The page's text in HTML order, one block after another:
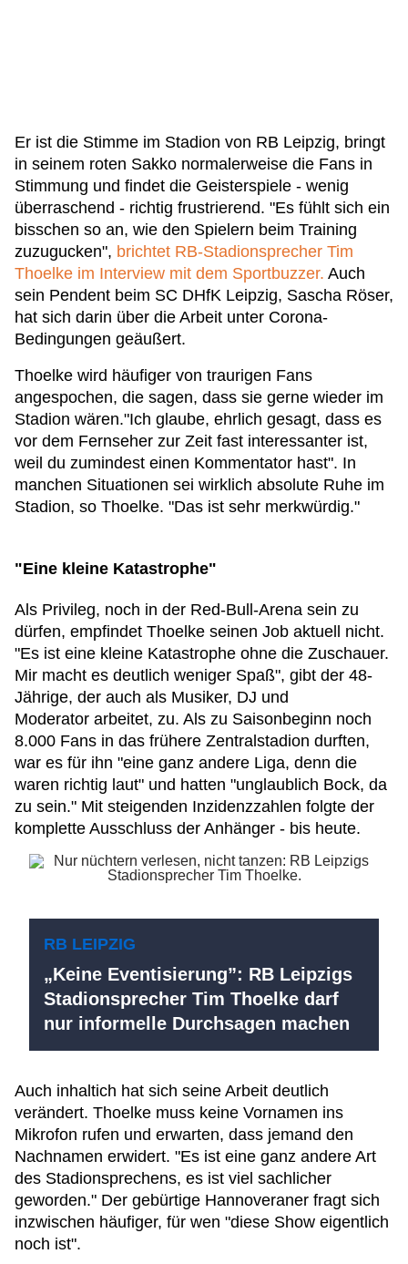
Er ist die Stimme im Stadion von RB Leipzig, bringt
in seinem roten Sakko normalerweise die Fans in
Stimmung und findet die Geisterspiele - wenig
überraschend - richtig frustrierend. "Es fühlt sich ein
bisschen so an, wie den Spielern beim Training
zuzugucken", brichtet RB-Stadionsprecher Tim
Thoelke im Interview mit dem Sportbuzzer. Auch
sein Pendent beim SC DHfK Leipzig, Sascha Röser,
hat sich darin über die Arbeit unter Corona-
Bedingungen geäußert.
Thoelke wird häufiger von traurigen Fans
angespochen, die sagen, dass sie gerne wieder im
Stadion wären."Ich glaube, ehrlich gesagt, dass es
vor dem Fernseher zur Zeit fast interessanter ist,
weil du zumindest einen Kommentator hast". In
manchen Situationen sei wirklich absolute Ruhe im
Stadion, so Thoelke. "Das ist sehr merkwürdig."
"Eine kleine Katastrophe"
Als Privileg, noch in der Red-Bull-Arena sein zu
dürfen, empfindet Thoelke seinen Job aktuell nicht.
"Es ist eine kleine Katastrophe ohne die Zuschauer.
Mir macht es deutlich weniger Spaß", gibt der 48-
Jährige, der auch als Musiker, DJ und
Moderator arbeitet, zu. Als zu Saisonbeginn noch
8.000 Fans in das frühere Zentralstadion durften,
war es für ihn "eine ganz andere Liga, denn die
waren richtig laut" und hatten "unglaublich Bock, da
zu sein." Mit steigenden Inzidenzzahlen folgte der
komplette Ausschluss der Anhänger - bis heute.
RB LEIPZIG
„Keine Eventisierung”: RB Leipzigs
Stadionsprecher Tim Thoelke darf
nur informelle Durchsagen machen
Auch inhaltich hat sich seine Arbeit deutlich
verändert. Thoelke muss keine Vornamen ins
Mikrofon rufen und erwarten, dass jemand den
Nachnamen erwidert. "Es ist eine ganz andere Art
des Stadionsprechens, es ist viel sachlicher
geworden." Der gebürtige Hannoveraner fragt sich
inzwischen häufiger, für wen "diese Show eigentlich
noch ist".